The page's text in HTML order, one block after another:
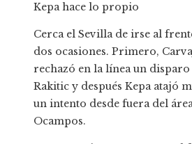
Kepa hace lo propio
Cerca el Sevilla de irse al
dos ocasiones. Primero,
rechazó en la línea un disparo
Rakitic y después Kepa atajó
un intento desde fuera del
Ocampos.